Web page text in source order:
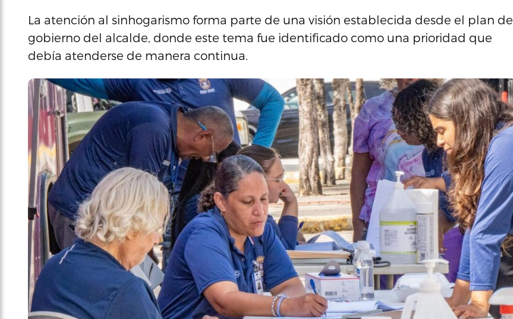
La atención al sinhogarismo forma parte de una visión establecida desde el plan de
gobierno del alcalde, donde este tema fue identificado como una prioridad que
debía atenderse de manera continua.